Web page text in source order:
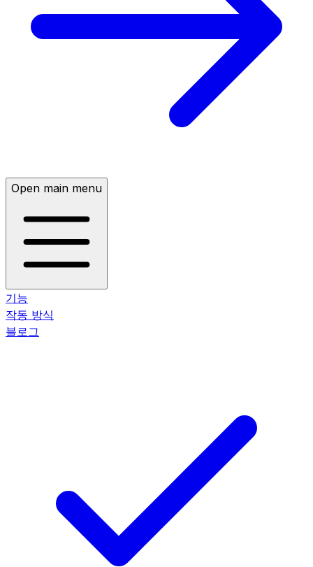
Open main menu
기능
작동 방식
블로그